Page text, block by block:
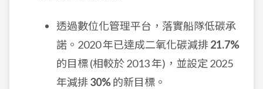
透過數位化管理平台，落實船隊低碳承
諾。2020 年已達成二氧化碳減排21.7%
的目標 (相較於 2013 年)，並設定 2025
年減排30%的新目標。